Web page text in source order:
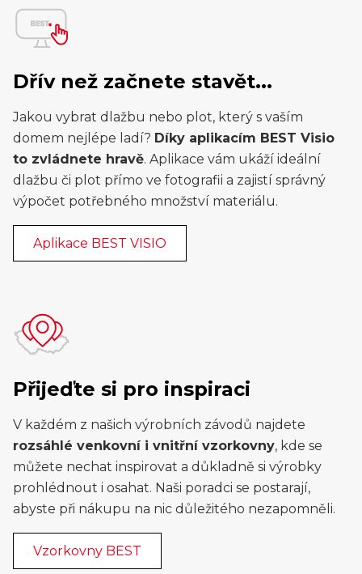
Dřív než začnete stavět...
Jakou vybrat dlažbu nebo plot, který s vaším
domem nejlépe ladí? Díky aplikacím BEST Visio
to zvládnete hravě. Aplikace vám ukáží ideální
dlažbu či plot přímo ve fotografii a zajistí správný
výpočet potřebného množství materiálu.
Aplikace BEST VISIO
Přijeďte si pro inspiraci
V každém z našich výrobních závodů najdete
rozsáhlé venkovní i vnitřní vzorkovny, kde se
můžete nechat inspirovat a důkladně si výrobky
prohlédnout i osahat. Naši poradci se postarají,
abyste při nákupu na nic důležitého nezapomněli.
Vzorkovny BEST